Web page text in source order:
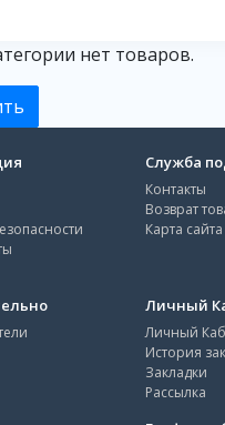
нет товаров.
Служба
Контакты
Возврат
Карта сайта
Личный
Личный
История
Закладки
Рассылка